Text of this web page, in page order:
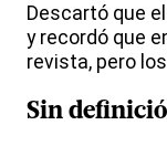
Descartó que
y recordó que
revista, pero
Sin